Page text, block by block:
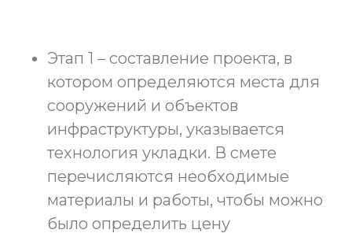
Этап 1 – составление проекта, в
котором определяются места для
сооружений и объектов
инфраструктуры, указывается
технология укладки. В смете
перечисляются необходимые
материалы и работы, чтобы можно
было определить цену